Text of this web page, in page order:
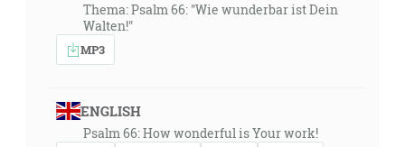
Thema: Psalm 66: "Wie wunderbar ist Dein
Walten!"
MP3
ENGLISH
Psalm 66: How wonderful is Your work!